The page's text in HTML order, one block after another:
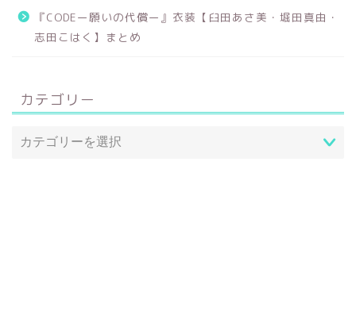
『CODEー願いの代償ー』衣装【臼田あさ美・堀田真由・
志田こはく】まとめ
カテゴリー